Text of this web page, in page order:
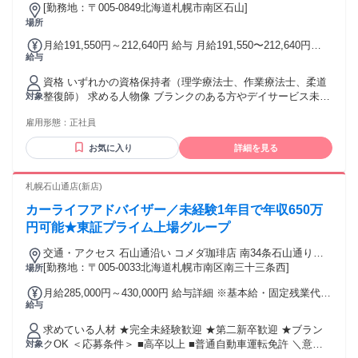
場所
[勤務地：〒005-0849北海道札幌市南区石山]
給与
月給191,550円～212,640円 給与 月給191,550〜212,640円
対象
資格 いずれかの資格保持者（理学療法士、作業療法士、柔道
整復師） 求める人物像 ブランクのある方やデイサービス未経
雇用形態： 正社員
お気に入り 詳細を見る
札幌石山通店(新店)
カーライフアドバイザー／未経験1年目で年収650万
円可能★東証プライム上場グループ
場所
交通・アクセス 石山通沿い コメダ珈琲店 南34条石山通り店
様の斜向かい
[勤務地：〒005-0033北海道札幌市南区南三十三条西]
給与
月給285,000円～430,000円 給与詳細 ※基本給・固定残業代の
ヶ月あたり2万円（固定残業時間：1ヶ月あたり11時間） 固定
残業時間を超えた勤務時間については別途残業代を支給する
【一律手当】 全員に一律で支払われる通勤・皆勤・家族手当
対象
求めている人材 ★完全未経験歓迎 ★第二新卒歓迎 ★ブラン
クOK ＜応募条件＞ ■高卒以上 ■普通自動車運転免許 ＼意欲